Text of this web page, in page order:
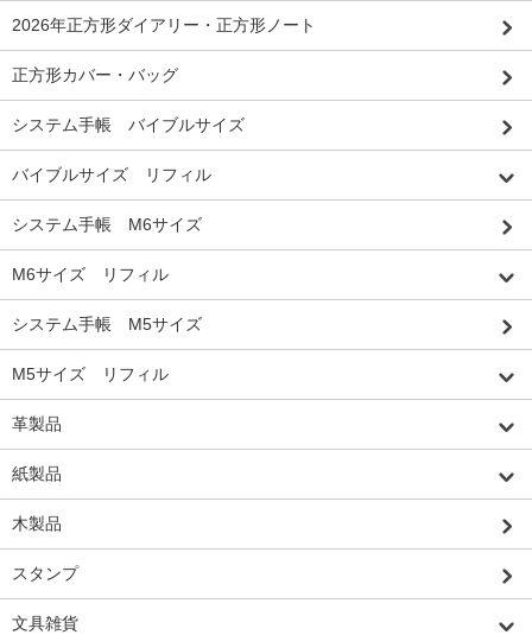
2026年正方形ダイアリー・正方形ノート
正方形カバー・バッグ
システム手帳 バイブルサイズ
バイブルサイズ リフィル
システム手帳 M6サイズ
M6サイズ リフィル
システム手帳 M5サイズ
M5サイズ リフィル
革製品
紙製品
木製品
スタンプ
文具雑貨